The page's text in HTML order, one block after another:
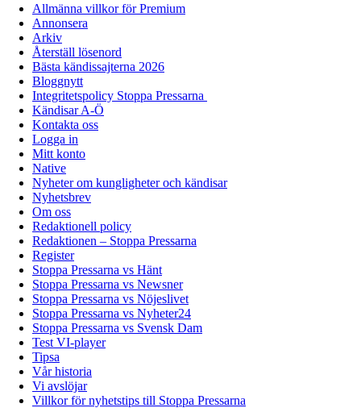
Allmänna villkor för Premium
Annonsera
Arkiv
Återställ lösenord
Bästa kändissajterna 2026
Bloggnytt
Integritetspolicy Stoppa Pressarna
Kändisar A-Ö
Kontakta oss
Logga in
Mitt konto
Native
Nyheter om kungligheter och kändisar
Nyhetsbrev
Om oss
Redaktionell policy
Redaktionen – Stoppa Pressarna
Register
Stoppa Pressarna vs Hänt
Stoppa Pressarna vs Newsner
Stoppa Pressarna vs Nöjeslivet
Stoppa Pressarna vs Nyheter24
Stoppa Pressarna vs Svensk Dam
Test VI-player
Tipsa
Vår historia
Vi avslöjar
Villkor för nyhetstips till Stoppa Pressarna